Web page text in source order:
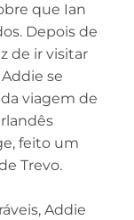
que Ian
Depois de
de ir visitar
se
viagem de
feito um
Trevo.
Addie